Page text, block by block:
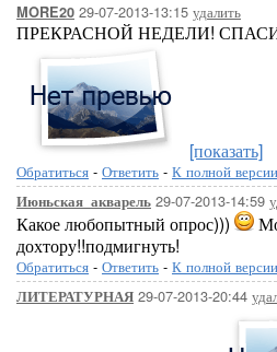
MORE20 29-07-2013-13:15 удалить
ПРЕКРАСНОЙ НЕДЕЛИ!
[показать]
Обратиться - Ответить - К полной версии
Июньская_акварель 29-07-2013-14:59
Какое любопытный опрос)))
дохтору!!подмигнуть!
Обратиться - Ответить - К полной версии
ЛИТЕРАТУРНАЯ 29-07-2013-20:44